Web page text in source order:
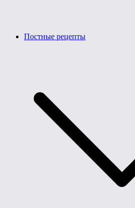
Постные рецепты